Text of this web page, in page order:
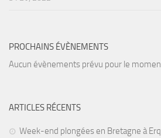
PROCHAINS ÉVÈNEMENTS
Aucun évènements prévu pour le
ARTICLES RÉCENTS
Week-end plongées en Bretagne à